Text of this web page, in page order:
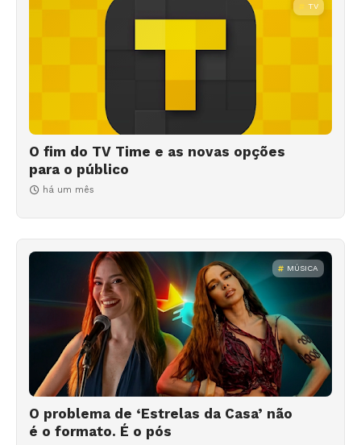
TV
O fim do TV Time e as novas opções
para o público
há um mês
MÚSICA
O problema de ‘Estrelas da Casa’ não
é o formato. É o pós